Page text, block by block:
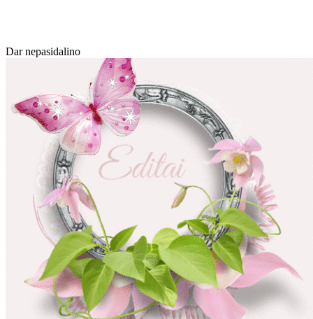
Dar nepasidalino